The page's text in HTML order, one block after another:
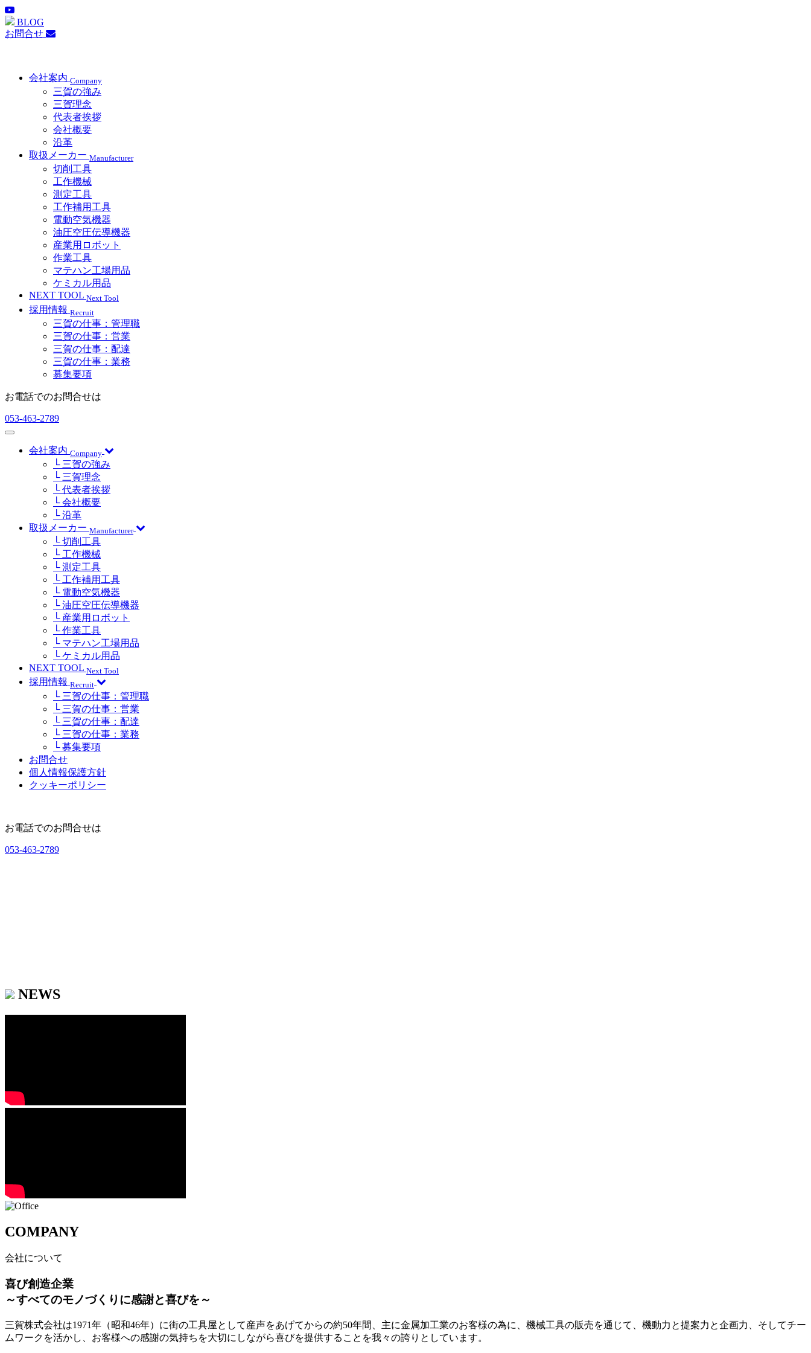
BLOG
お問合せ
会社案内 Company
三賀の強み
三賀理念
代表者挨拶
会社概要
沿革
取扱メーカー Manufacturer
切削工具
工作機械
測定工具
工作補用工具
電動空気機器
油圧空圧伝導機器
産業用ロボット
作業工具
マテハン工場用品
ケミカル用品
NEXT TOOL Next Tool
採用情報 Recruit
三賀の仕事：管理職
三賀の仕事：営業
三賀の仕事：配達
三賀の仕事：業務
募集要項
お電話でのお問合せは
053-463-2789
会社案内 Company
└ 三賀の強み
└ 三賀理念
└ 代表者挨拶
└ 会社概要
└ 沿革
取扱メーカー Manufacturer
└ 切削工具
└ 工作機械
└ 測定工具
└ 工作補用工具
└ 電動空気機器
└ 油圧空圧伝導機器
└ 産業用ロボット
└ 作業工具
└ マテハン工場用品
└ ケミカル用品
NEXT TOOL Next Tool
採用情報 Recruit
└ 三賀の仕事：管理職
└ 三賀の仕事：営業
└ 三賀の仕事：配達
└ 三賀の仕事：業務
└ 募集要項
お問合せ
個人情報保護方針
クッキーポリシー
お電話でのお問合せは
053-463-2789
NEWS
COMPANY
会社について
喜び創造企業
～すべてのモノづくりに感謝と喜びを～
三賀株式会社は1971年（昭和46年）に街の工具屋として産声をあげてからの約50年間、主に金属加工業のお客様の為に、機械工具の販売を通じて、機動力と提案力と企画力、そしてチー
ムワークを活かし、お客様への感謝の気持ちを大切にしながら喜びを提供することを我々の誇りとしています。